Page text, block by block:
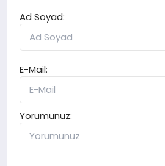
Ad Soyad:
E-Mail:
Yorumunuz: